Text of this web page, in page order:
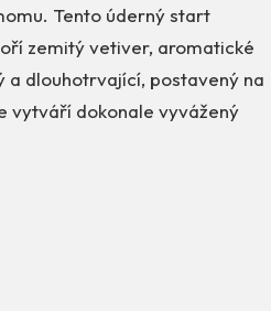
Tento úderný start
zemitý vetiver, aromatické
a dlouhotrvající, postavený na
vytváří dokonale vyvážený